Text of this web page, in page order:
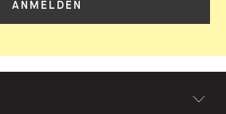
ANMELDEN